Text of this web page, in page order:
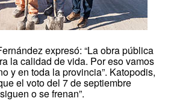
expresó: “La obra pública
la calidad de vida. Por eso vamos
y en toda la provincia”. Katopodis,
el voto del 7 de septiembre
o se frenan”.